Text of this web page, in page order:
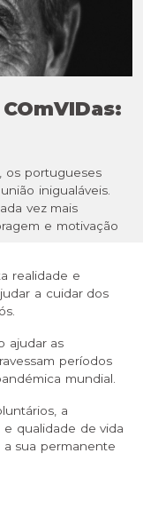
os portugueses
inigualáveis.
vez mais
e motivação
realidade e
a cuidar dos
ajudar as
períodos
mundial.
a
qualidade de vida
sua permanente